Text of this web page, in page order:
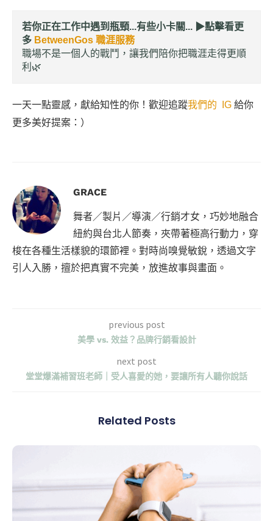
若你正在工作中遇到瓶頸...有些小卡關... ▶︎點擊看更
多 BetweenGos 職涯服務
職場不是一個人的戰鬥，讓我們陪你把職涯走得更順
利🌿
一天一點靈感，獻給知性的你！歡迎追蹤我們的 IG 給你
更多美好提案：）
GRACE
舞者／製片／導演／行銷才女，巧妙地融合
紐約與台北人節奏，夾帶著極高行動力，穿
梭在各種生活樣貌的環節裡。對時尚嗅覺敏銳，透過文字
引人入勝，擅於把真實不完美，放進故事與畫面。
previous post
美學 vs. 效益？品牌行銷看設計
next post
堂堂爆滿補習班老師｜受人喜愛的她，要讓所有人聽你說話
Related Posts